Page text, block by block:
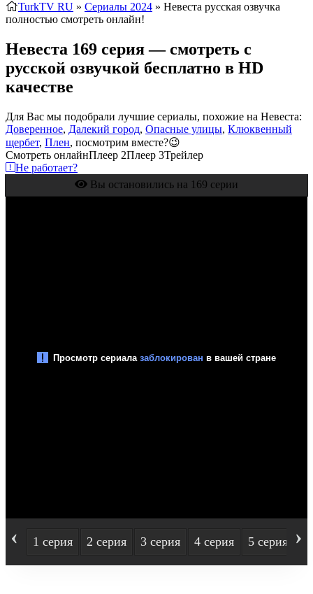
TurkTV RU » Сериалы 2024 » Невеста русская озвучка
полностью смотреть онлайн!
Невеста 169 серия — смотреть с
русской озвучкой бесплатно в HD
качестве
Для Вас мы подобрали лучшие сериалы, похожие на Невеста:
Доверенное, Далекий город, Опасные улицы, Клюквенный
щербет, Плен, посмотрим вместе?😉
Смотреть онлайнПлеер 2Плеер 3Трейлер
Не работает?
Вы остановились на 169 серии
‹ 1 серия 2 серия 3 серия 4 серия 5 серия ›